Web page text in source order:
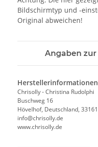
Bildschirmtyp und -
Original abweichen!
Angaben
Chrisolly - Christina Rudolphi
Buschweg 16
Hövelhof, Deutschland, 33161
info@chrisolly.de
www.chrisolly.de